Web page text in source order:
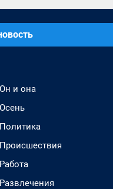
Он и она
Осень
Политика
Происшествия
Работа
Развлечения